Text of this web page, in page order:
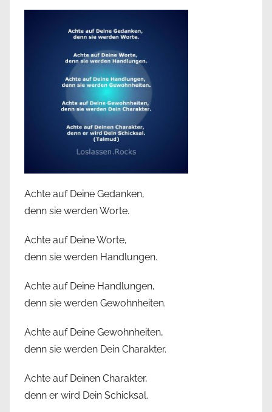
Achte auf Deine Gedanken,
denn sie werden Worte.
Achte auf Deine Worte,
denn sie werden Handlungen.
Achte auf Deine Handlungen,
denn sie werden Gewohnheiten.
Achte auf Deine Gewohnheiten,
denn sie werden Dein Charakter.
Achte auf Deinen Charakter,
denn er wird Dein Schicksal.